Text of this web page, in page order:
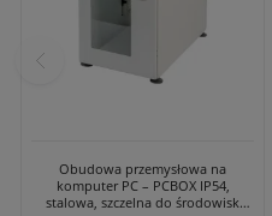
Obudowa przemysłowa na
komputer PC – PCBOX IP54,
stalowa, szczelna do środowisk